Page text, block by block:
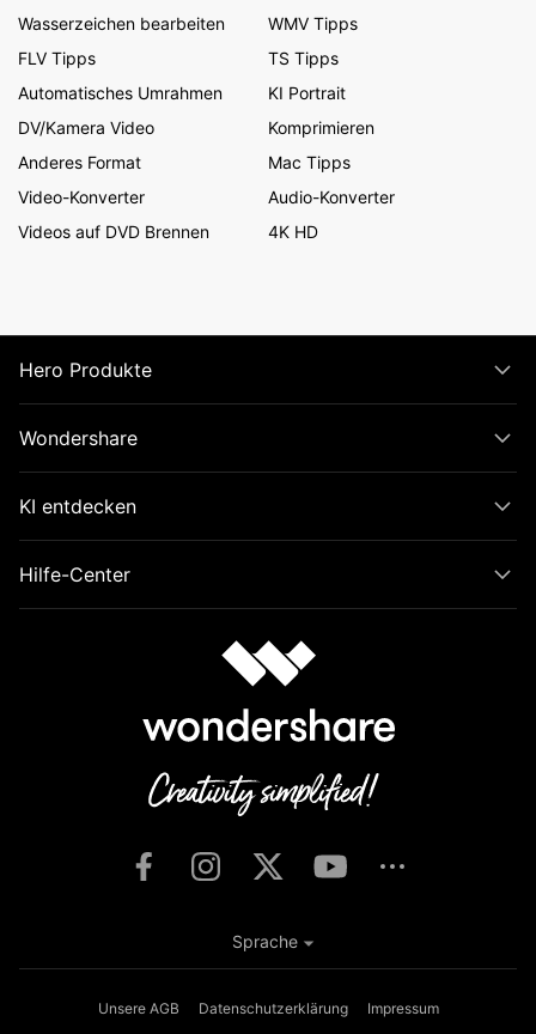
Wasserzeichen bearbeiten
WMV Tipps
FLV Tipps
TS Tipps
Automatisches Umrahmen
KI Portrait
DV/Kamera Video
Komprimieren
Anderes Format
Mac Tipps
Video-Konverter
Audio-Konverter
Videos auf DVD Brennen
4K HD
Hero Produkte
Wondershare
KI entdecken
Hilfe-Center
Unsere AGB Datenschutzerklärung
Impressum
Sprache